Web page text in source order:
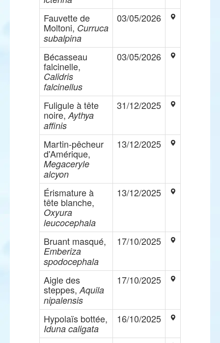
Fauvette de
Moltoni, Curruca
subalpina
03/05/2026
Bécasseau
falcinelle,
Calidris
falcinellus
03/05/2026
Fuligule à tête
noire, Aythya
affinis
31/12/2025
Martin-pêcheur
d'Amérique,
Megaceryle
alcyon
13/12/2025
Érismature à
tête blanche,
Oxyura
leucocephala
13/12/2025
Bruant masqué,
Emberiza
spodocephala
17/10/2025
Aigle des
steppes, Aquila
nipalensis
17/10/2025
Hypolaïs bottée,
Iduna caligata
16/10/2025